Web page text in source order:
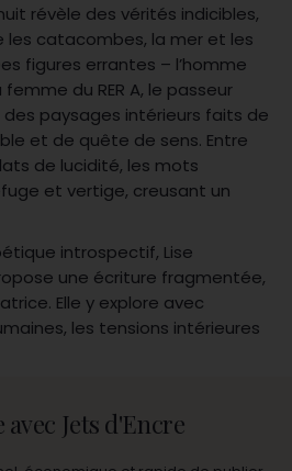
révèle des vérités indicibles,
les catacombes, la mer et les
figures errantes – l’homme
du RER A, le passeur
paysages intérieurs faits de
et de quête de sens. Entre
de lucidité, les mots
et vertige, creusant un
introspectif, Lise
une écriture fragmentée,
Elle y explore avec
les tensions intérieures
Jets d'Encre